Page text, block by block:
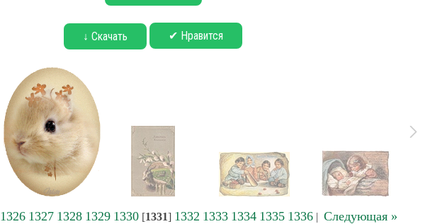
↓ Скачать ✔ Нравится
1326 1327 1328 1329 1330[1331] 1332 1333 1334 1335 1336| Следующая »